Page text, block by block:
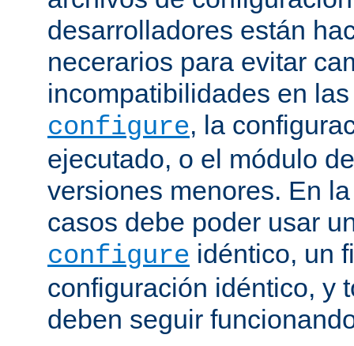
desarrolladores están
necerarios para evitar
incompatibilidades en
configure, la
ejecutado, o el módulo
versiones menores. En
casos debe poder usar
configure idéntico, un
configuración idéntico, y
deben seguir